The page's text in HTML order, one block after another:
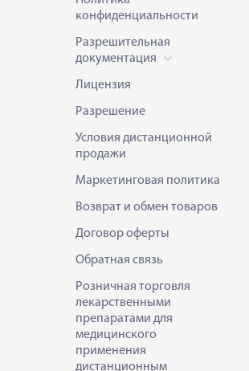
конфиденциальности
Разрешительная
документация
Лицензия
Разрешение
Условия дистанционной
продажи
Маркетинговая политика
Возврат и обмен товаров
Договор оферты
Обратная связь
Розничная торговля
лекарственными
препаратами для
медицинского
применения
дистанционным